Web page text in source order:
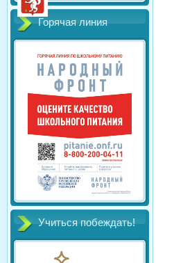
Горячая линия
Учиться побеждать!